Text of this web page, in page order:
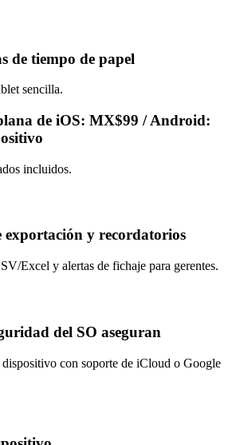
de tiempo de papel
sencilla.
de iOS: MX$99 / Android:
incluidos.
exportación y recordatorios
Excel y alertas de fichaje para gerentes.
del SO aseguran
dispositivo con soporte de iCloud o Google